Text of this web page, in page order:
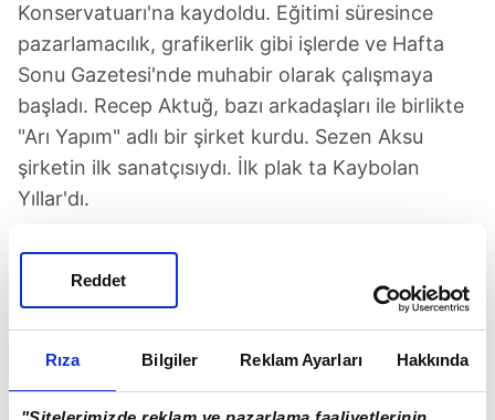
Rıza Bilgiler Reklam Ayarları Hakkında
Reddet
Konservatuarı'na kaydoldu. Eğitimi süresince
pazarlamacılık, grafikerlik gibi işlerde ve Hafta
Sonu Gazetesi'nde muhabir olarak çalışmaya
başladı. Recep Aktuğ, bazı arkadaşları ile birlikte
"Arı Yapım" adlı bir şirket kurdu. Sezen Aksu
şirketin ilk sanatçısıydı. İlk plak ta Kaybolan
Yıllar'dı.
Bu çalışmayı Türkiye'de olay haline gelen "Disko
Fasıl" takip etti. Recep Aktuğ, 1976 yılında
kurdu. Kısa Dalga ilk gece çalışmasını Ayten
Antalya Altın Portakal Şarkı yarışmasına iki beste